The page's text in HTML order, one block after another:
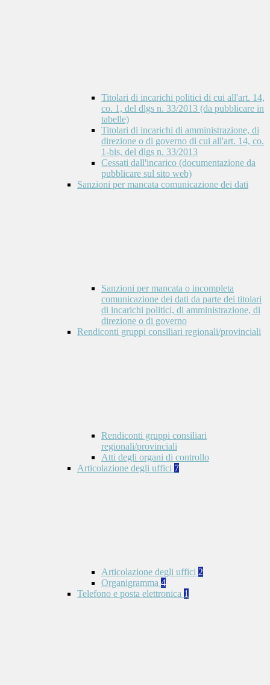
Titolari di incarichi politici di cui all'art. 14,
co. 1, del dlgs n. 33/2013 (da pubblicare in
tabelle)
Titolari di incarichi di amministrazione, di
direzione o di governo di cui all'art. 14, co.
1-bis, del dlgs n. 33/2013
Cessati dall'incarico (documentazione da
pubblicare sul sito web)
Sanzioni per mancata comunicazione dei dati
Sanzioni per mancata o incompleta
comunicazione dei dati da parte dei titolari
di incarichi politici, di amministrazione, di
direzione o di governo
Rendiconti gruppi consiliari regionali/provinciali
Rendiconti gruppi consiliari
regionali/provinciali
Atti degli organi di controllo
Articolazione degli uffici 7
Articolazione degli uffici 2
Organigramma 4
Telefono e posta elettronica 1